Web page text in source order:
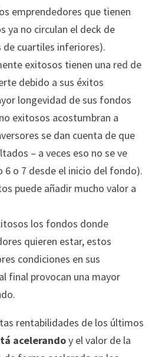
emprendedores que tienen
ya no circulan el deck de
cuartiles inferiores).
exitosos tienen una red de
debido a sus éxitos
longevidad de sus fondos
exitosos acostumbran a
se dan cuenta de que
– a veces eso no se ve
6 o 7 desde el inicio del fondo).
puede añadir mucho valor a
los fondos donde
quieren estar, estos
condiciones en sus
final provocan una mayor
rentabilidades de los últimos
acelerandoy el valor de la